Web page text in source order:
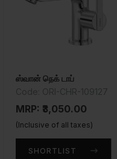
ஸ்வான் நெக் டாப்
MRP: ₹3,050.00
(Inclusive of all taxes)
SHORTLIST